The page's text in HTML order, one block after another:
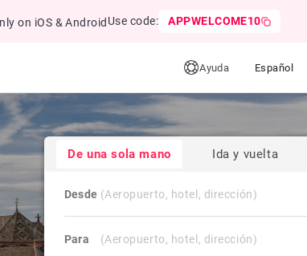
on iOS & Android Use code: APPWELCOME10
Ayuda Español
De una sola mano Ida y vuelta
Desde
Para